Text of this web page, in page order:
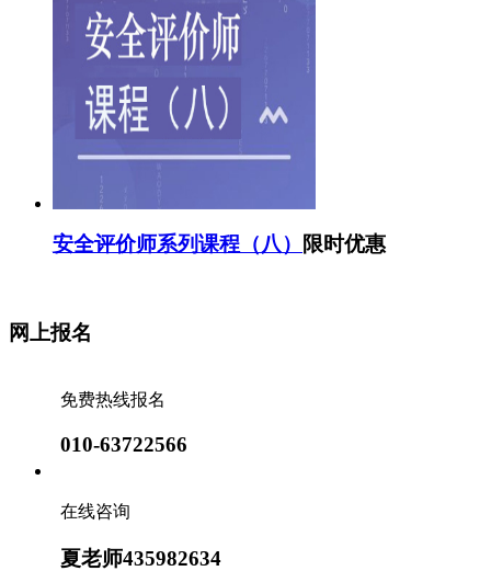
安全评价师系列课程（八） 限时优惠
网上报名
免费热线报名
010-63722566
在线咨询
夏老师435982634